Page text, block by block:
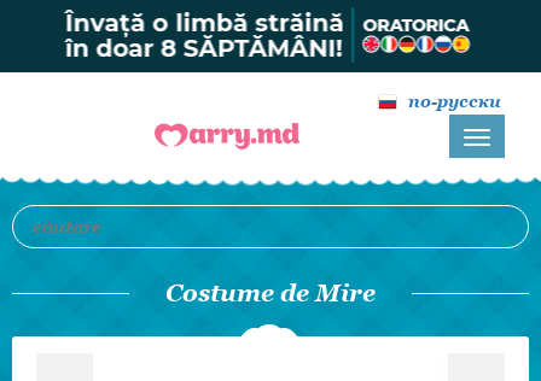
по-русски
Costume de Mire